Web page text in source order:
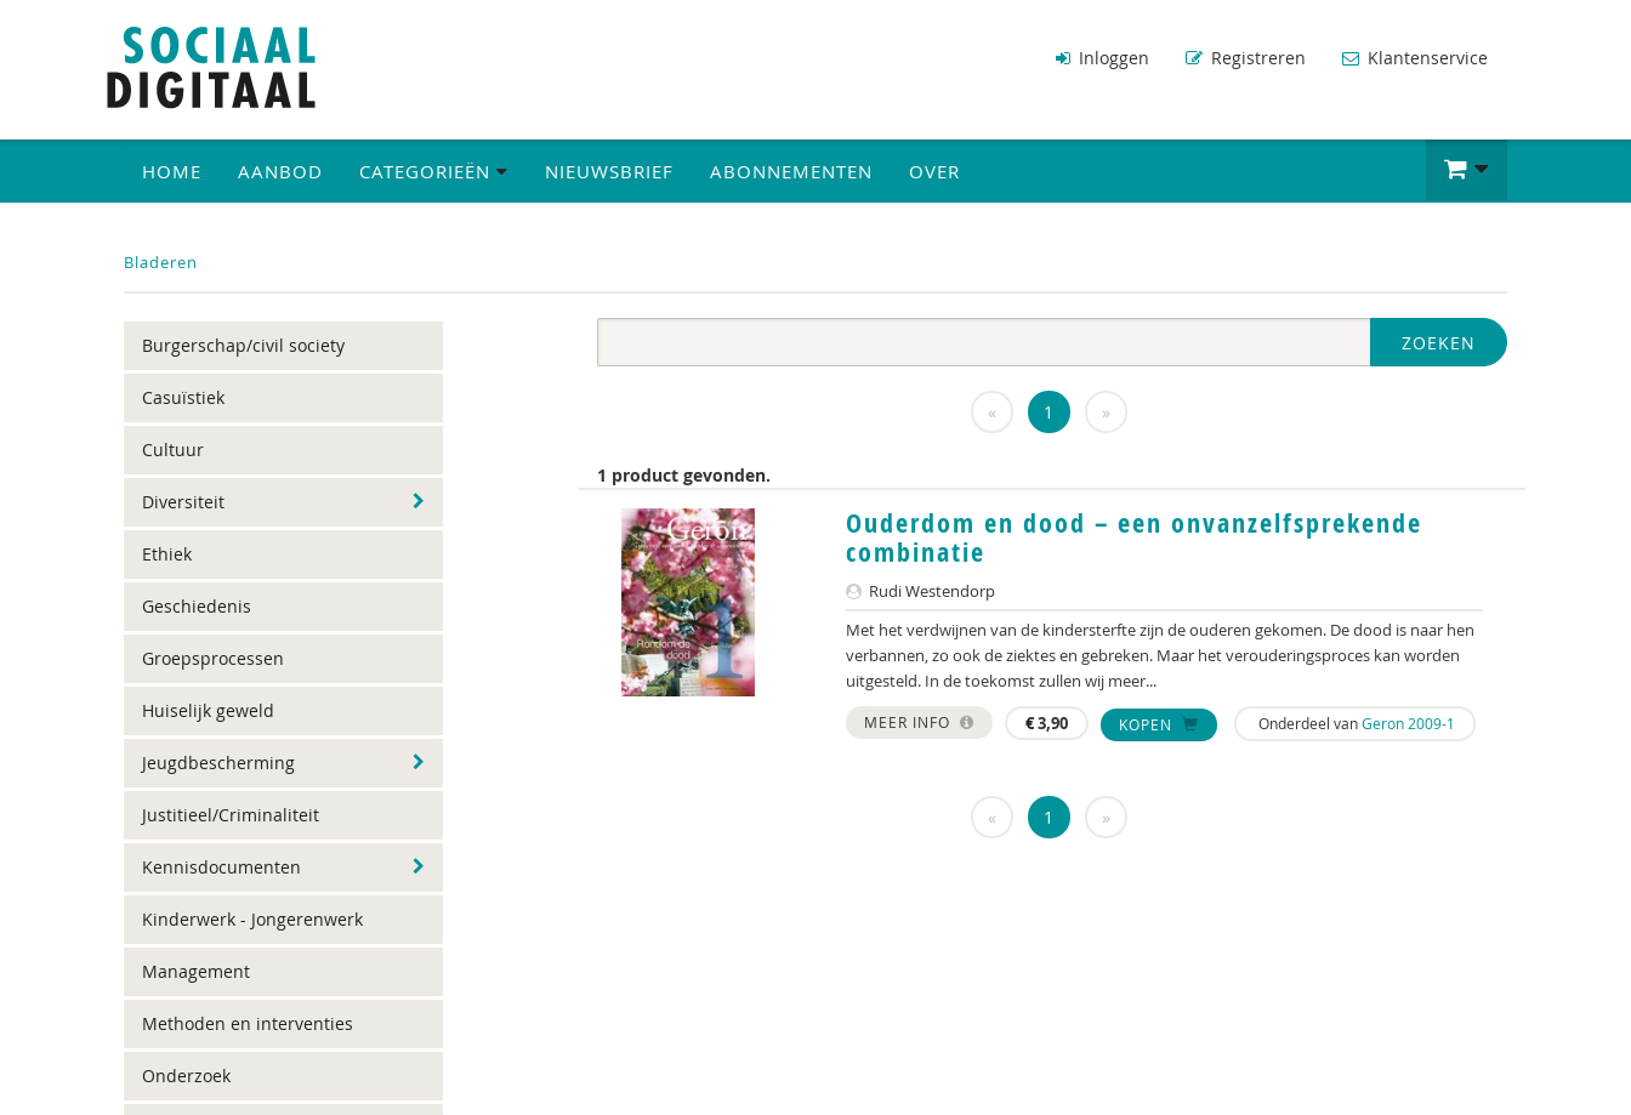
Inloggen Registreren Klantenservice
HOME AANBOD CATEGORIEËN NIEUWSBRIEF ABONNEMENTEN OVER
Bladeren
Burgerschap/civil society
Casuïstiek
Cultuur
Diversiteit
Ethiek
Geschiedenis
Groepsprocessen
Huiselijk geweld
Jeugdbescherming
Justitieel/Criminaliteit
Kennisdocumenten
Kinderwerk - Jongerenwerk
Management
Methoden en interventies
Onderzoek
ZOEKEN
« 1 »
1 product gevonden.
Ouderdom en dood – een onvanzelfsprekende
combinatie
Rudi Westendorp
Met het verdwijnen van de kindersterfte zijn de ouderen gekomen. De dood is naar hen
verbannen, zo ook de ziektes en gebreken. Maar het verouderingsproces kan worden
uitgesteld. In de toekomst zullen wij meer...
MEER INFO €3,90 KOPEN Onderdeel vanGeron 2009-1
« 1 »